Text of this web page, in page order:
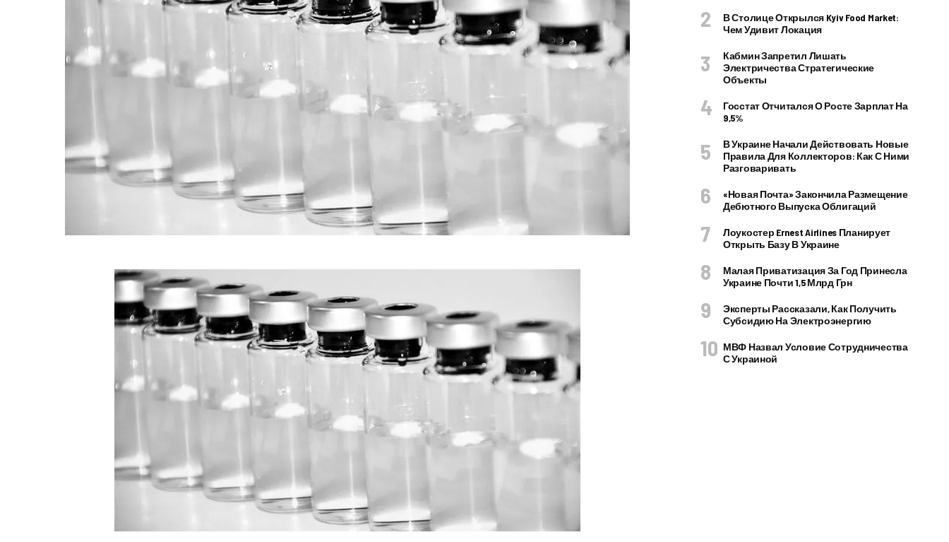
В Столице Открылся Kyiv Food Market:
Чем Удивит Локация
Кабмин Запретил Лишать
Электричества Стратегические
Объекты
Госстат Отчитался О Росте Зарплат На
9,5%
В Украине Начали Действовать Новые
Правила Для Коллекторов: Как С Ними
Разговаривать
«Новая Почта» Закончила Размещение
Дебютного Выпуска Облигаций
Лоукостер Ernest Airlines Планирует
Открыть Базу В Украине
Малая Приватизация За Год Принесла
Украине Почти 1,5 Млрд Грн
Эксперты Рассказали, Как Получить
Субсидию На Электроэнергию
МВФ Назвал Условие Сотрудничества
С Украиной